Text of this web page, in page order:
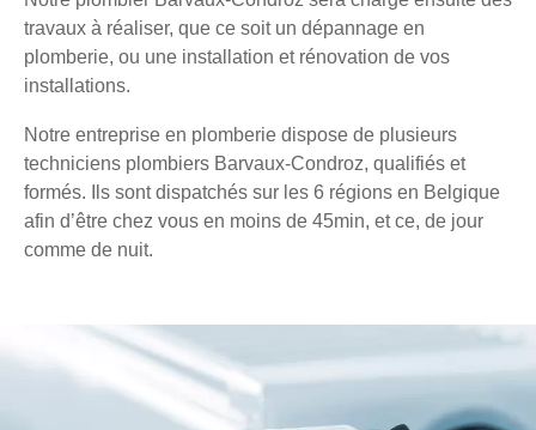
travaux à réaliser, que ce soit un dépannage en
plomberie, ou une installation et rénovation de vos
installations.
Notre entreprise en plomberie dispose de plusieurs
techniciens plombiers Barvaux-Condroz, qualifiés et
formés. Ils sont dispatchés sur les 6 régions en Belgique
afin d’être chez vous en moins de 45min, et ce, de jour
comme de nuit.